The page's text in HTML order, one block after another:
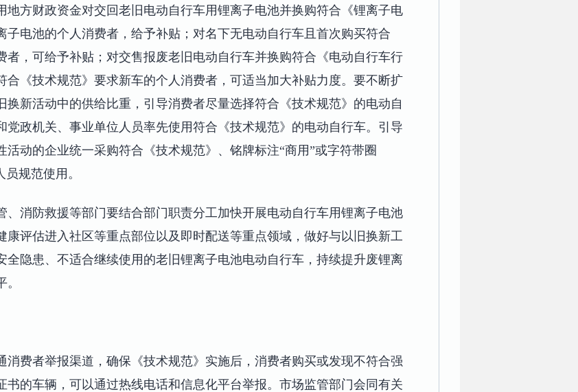
地方财政资金对交回老旧电动自行车用锂离子电池并换购符合《锂离子电
子电池的个人消费者，给予补贴；对名下无电动自行车且首次购买符合
者，可给予补贴；对交售报废老旧电动自行车并换购符合《电动自行车行
合《技术规范》要求新车的个人消费者，可适当加大补贴力度。要不断扩
换新活动中的供给比重，引导消费者尽量选择符合《技术规范》的电动自
党政机关、事业单位人员率先使用符合《技术规范》的电动自行车。引导
动的企业统一采购符合《技术规范》、铭牌标注“商用”或字符带圈
规范使用。
、消防救援等部门要结合部门职责分工加快开展电动自行车用锂离子电池
康评估进入社区等重点部位以及即时配送等重点领域，做好与以旧换新工
全隐患、不适合继续使用的老旧锂离子电池电动自行车，持续提升废锂离
消费者举报渠道，确保《技术规范》实施后，消费者购买或发现不符合强
书的车辆，可以通过热线电话和信息化平台举报。市场监管部门会同有关